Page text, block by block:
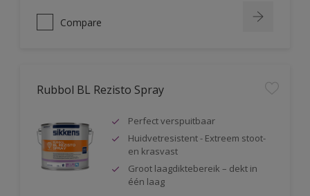
Compare
Rubbol BL Rezisto Spray
Perfect verspuitbaar
Huidvetresistent - Extreem stoot-
en krasvast
Groot laagdiktebereik – dekt in
één laag